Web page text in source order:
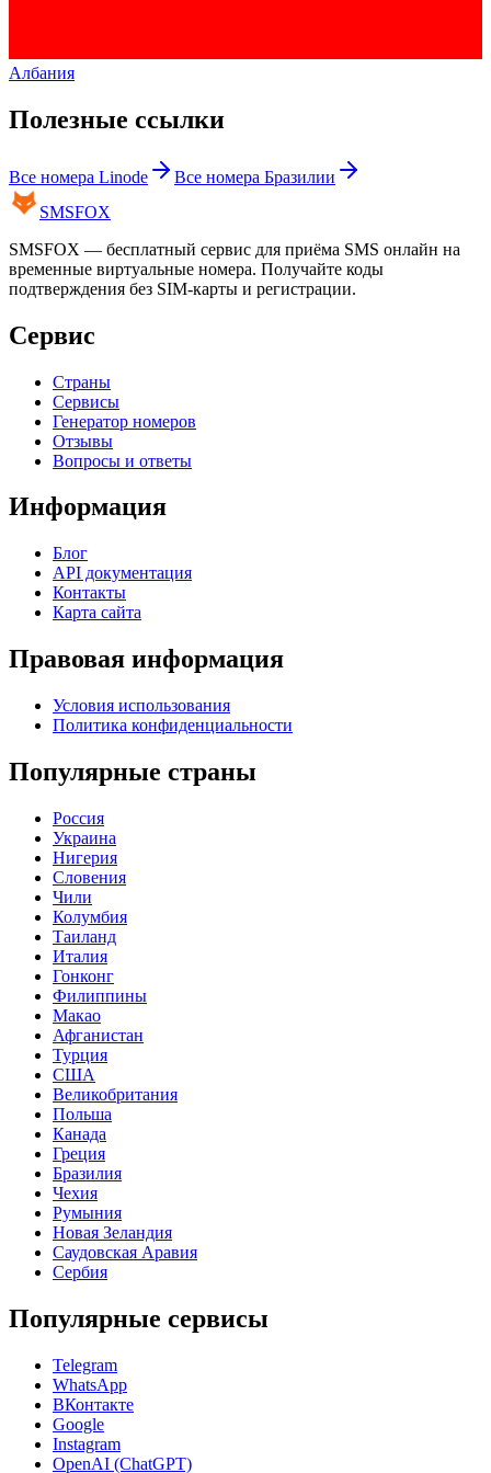
Албания
Полезные ссылки
Все номера Linode Все номера Бразилии
SMSFOX
SMSFOX — бесплатный сервис для приёма SMS онлайн на
временные виртуальные номера. Получайте коды
подтверждения без SIM-карты и регистрации.
Сервис
Страны
Сервисы
Генератор номеров
Отзывы
Вопросы и ответы
Информация
Блог
API документация
Контакты
Карта сайта
Правовая информация
Условия использования
Политика конфиденциальности
Популярные страны
Россия
Украина
Нигерия
Словения
Чили
Колумбия
Таиланд
Италия
Гонконг
Филиппины
Макао
Афганистан
Турция
США
Великобритания
Польша
Канада
Греция
Бразилия
Чехия
Румыния
Новая Зеландия
Саудовская Аравия
Сербия
Популярные сервисы
Telegram
WhatsApp
ВКонтакте
Google
Instagram
OpenAI (ChatGPT)